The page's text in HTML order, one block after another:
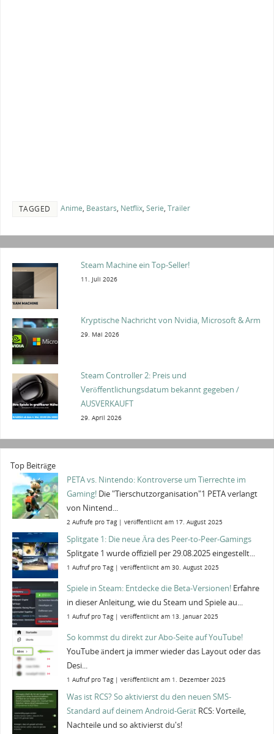
TAGGED Anime, Beastars, Netflix, Serie, Trailer
Steam Machine ein Top-Seller!
11. Juli 2026
Kryptische Nachricht von Nvidia, Microsoft & Arm
29. Mai 2026
Steam Controller 2: Preis und
Veröffentlichungsdatum bekannt gegeben /
AUSVERKAUFT
29. April 2026
Top Beiträge
PETA vs. Nintendo: Kontroverse um Tierrechte im
Gaming! Die "Tierschutzorganisation"1 PETA verlangt
von Nintend...
2 Aufrufe pro Tag|veröffentlicht am 17. August 2025
Splitgate 1: Die neue Ära des Peer-to-Peer-Gamings
Splitgate 1 wurde offiziell per 29.08.2025 eingestellt...
1 Aufruf pro Tag|veröffentlicht am 30. August 2025
Spiele in Steam: Entdecke die Beta-Versionen! Erfahre
in dieser Anleitung, wie du Steam und Spiele au...
1 Aufruf pro Tag|veröffentlicht am 13. Januar 2025
So kommst du direkt zur Abo-Seite auf YouTube!
YouTube ändert ja immer wieder das Layout oder das
Desi...
1 Aufruf pro Tag|veröffentlicht am 1. Dezember 2025
Was ist RCS? So aktivierst du den neuen SMS-
Standard auf deinem Android-Gerät RCS: Vorteile,
Nachteile und so aktivierst du's!